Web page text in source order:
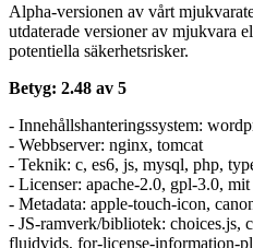
Alpha-versionen av vårt
utdaterade versioner av mjukvara
potentiella säkerhetsrisker.
Betyg: 2.48 av 5
- Innehållshanteringssystem:
- Webbserver: nginx, tomcat
- Teknik: c, es6, js, mysql, php,
- Licenser: apache-2.0, gpl-3.0, mit
- Metadata: apple-touch-icon,
- JS-ramverk/bibliotek: choices.js,
fluidvids, for-license-information-